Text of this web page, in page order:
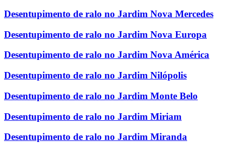
Desentupimento de ralo no Jardim Nova Mercedes
Desentupimento de ralo no Jardim Nova Europa
Desentupimento de ralo no Jardim Nova América
Desentupimento de ralo no Jardim Nilópolis
Desentupimento de ralo no Jardim Monte Belo
Desentupimento de ralo no Jardim Miriam
Desentupimento de ralo no Jardim Miranda